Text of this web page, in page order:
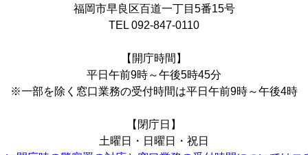
福岡市早良区百道一丁目5番15号
TEL 092-847-0110
【開庁時間】
平日午前9時～午後5時45分
※一部を除く窓口業務の受付時間は平日午前9時～午後4時
【閉庁日】
土曜日・日曜日・祝日